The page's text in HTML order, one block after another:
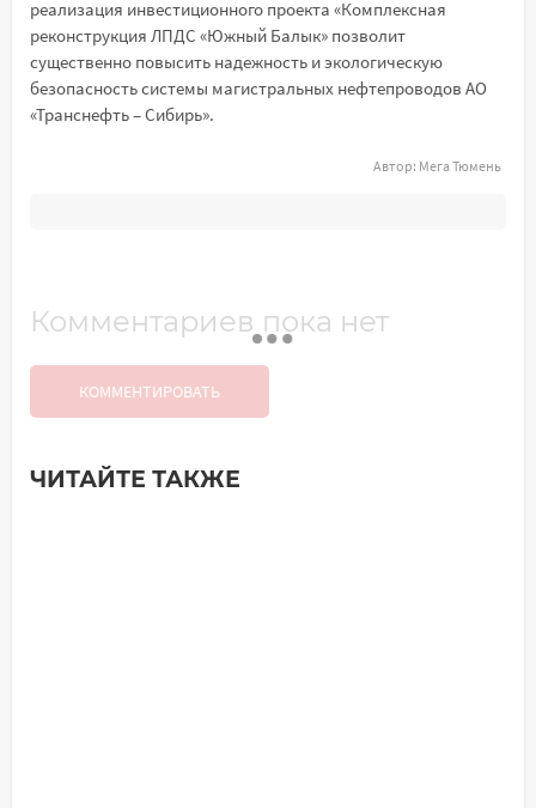
реализация инвестиционного проекта «Комплексная
реконструкция ЛПДС «Южный Балык» позволит
существенно повысить надежность и экологическую
безопасность системы магистральных нефтепроводов АО
«Транснефть – Сибирь».
Автор: Мега Тюмень
Комментариев пока нет
КОММЕНТИРОВАТЬ
Добавить комментарий
ЧИТАЙТЕ ТАКЖЕ